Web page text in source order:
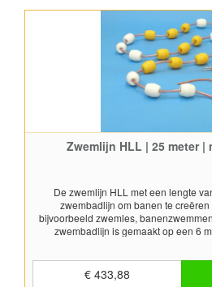
Zwemlijn HLL | 25 meter |
De zwemlijn HLL met een lengte
zwembadlijn om banen te
bijvoorbeeld zwemles,
zwembadlijn is gemaakt op een 6
drijvers (70x65 mm) en zes
Hierdoor biedt de zwemlijn een groot
€ 433,88